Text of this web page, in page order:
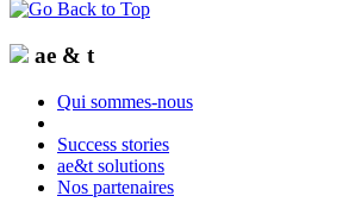
ae & t
Qui sommes-nous
Success stories
ae&t solutions
Nos partenaires